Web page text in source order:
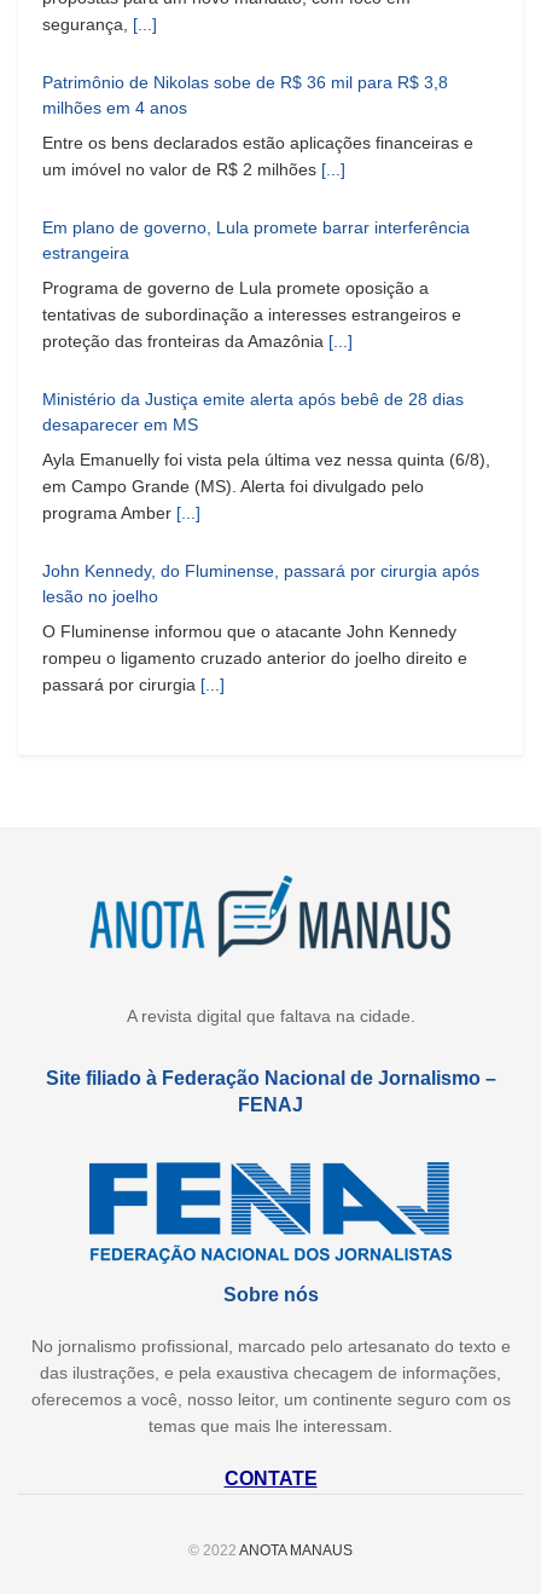
segurança, [...]
Patrimônio de Nikolas sobe de R$ 36 mil para R$ 3,8
milhões em 4 anos
Entre os bens declarados estão aplicações financeiras e
um imóvel no valor de R$ 2 milhões [...]
Em plano de governo, Lula promete barrar interferência
estrangeira
Programa de governo de Lula promete oposição a
tentativas de subordinação a interesses estrangeiros e
proteção das fronteiras da Amazônia [...]
Ministério da Justiça emite alerta após bebê de 28 dias
desaparecer em MS
Ayla Emanuelly foi vista pela última vez nessa quinta (6/8),
em Campo Grande (MS). Alerta foi divulgado pelo
programa Amber [...]
John Kennedy, do Fluminense, passará por cirurgia após
lesão no joelho
O Fluminense informou que o atacante John Kennedy
rompeu o ligamento cruzado anterior do joelho direito e
passará por cirurgia [...]
A revista digital que faltava na cidade.
Site filiado à Federação Nacional de Jornalismo –
FENAJ
Sobre nós
No jornalismo profissional, marcado pelo artesanato do texto e
das ilustrações, e pela exaustiva checagem de informações,
oferecemos a você, nosso leitor, um continente seguro com os
temas que mais lhe interessam.
CONTATE
© 2022 ANOTA MANAUS